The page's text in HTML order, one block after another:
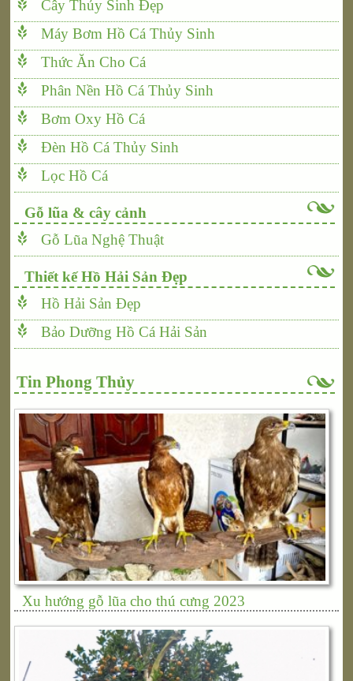
Cây Thủy Sinh Đẹp
Máy Bơm Hồ Cá Thủy Sinh
Thức Ăn Cho Cá
Phân Nền Hồ Cá Thủy Sinh
Bơm Oxy Hồ Cá
Đèn Hồ Cá Thủy Sinh
Lọc Hồ Cá
Gỗ lũa & cây cảnh
Gỗ Lũa Nghệ Thuật
Thiết kế Hồ Hải Sản Đẹp
Hồ Hải Sản Đẹp
Bảo Dưỡng Hồ Cá Hải Sản
Tin Phong Thủy
Xu hướng gỗ lũa cho thú cưng 2023